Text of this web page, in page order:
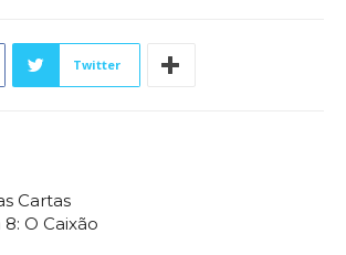
Twitter
Cartas
O Caixão